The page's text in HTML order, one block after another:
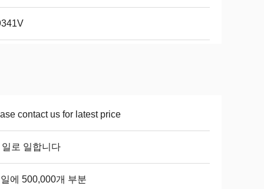
contact us for latest price
일로 일합니다
에 500,000개 부분